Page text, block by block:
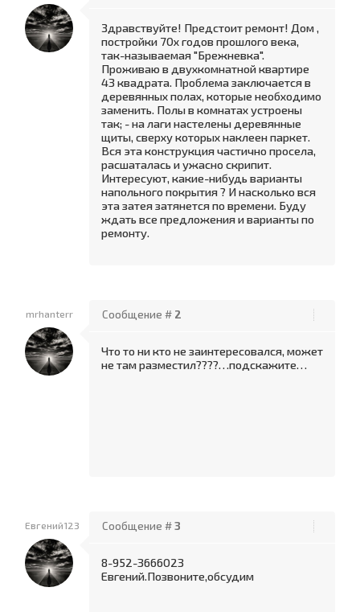
Здравствуйте! Предстоит ремонт! Дом ,
постройки 70х годов прошлого века,
так-называемая "Брежневка".
Проживаю в двухкомнатной квартире
43 квадрата. Проблема заключается в
деревянных полах, которые необходимо
заменить. Полы в комнатах устроены
так; - на лаги настелены деревянные
щиты, сверху которых наклеен паркет.
Вся эта конструкция частично просела,
расшаталась и ужасно скрипит.
Интересуют, какие-нибудь варианты
напольного покрытия ? И насколько вся
эта затея затянется по времени. Буду
ждать все предложения и варианты по
ремонту.
mrhanterr Сообщение # 2
Что то ни кто не заинтересовался, может
не там разместил????…подскажите…
Евгений123 Сообщение #3
8-952-3666023
Евгений.Позвоните,обсудим